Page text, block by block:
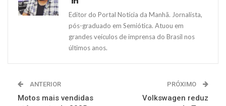
Editor do Portal Notícia da Manhã. Jornalista,
pós-graduado em Semiótica. Atuou em
grandes veículos de imprensa do Brasil nos
últimos anos.
ANTERIOR
Motos mais vendidas
PRÓXIMO
Volkswagen reduz